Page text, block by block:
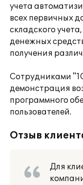
учета
всех первичных
складского
денежных
получения
Сотрудниками
демонстрация
программного
пользователей.
Отзыв
Для